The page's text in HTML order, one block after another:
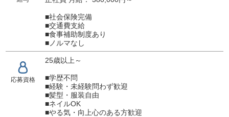
■社会保険完備
■交通費支給
■食事補助制度あり
■ノルマなし
応募資格
25歳以上～
■学歴不問
■経験・未経験問わず歓迎
■髪型・服装自由
■ネイルOK
■やる気・向上心のある方歓迎